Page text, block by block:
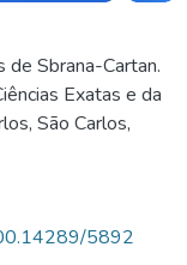
de Sbrana-Cartan.
Exatas e da
São Carlos,
5892